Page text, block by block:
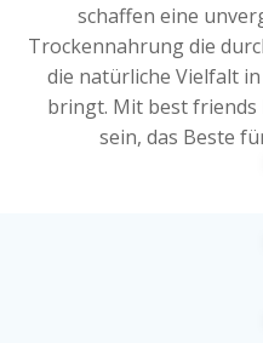
schaffen eine
Trockennahrung die
die natürliche Vielfalt
bringt. Mit best friends
sein, das Beste